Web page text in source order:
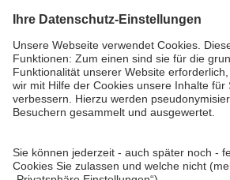
Südliche Fürther Straße 5
90429 Nürnberg
Telefon: 0911 283-4646
Kontaktformulare
FAQ
KundenCenter